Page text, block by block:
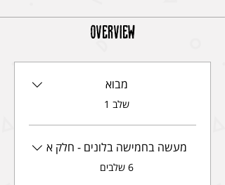
Overview
מבוא
.
שלב 1
מעשה בחמישה בלונים - חלק א
.
6 שלבים